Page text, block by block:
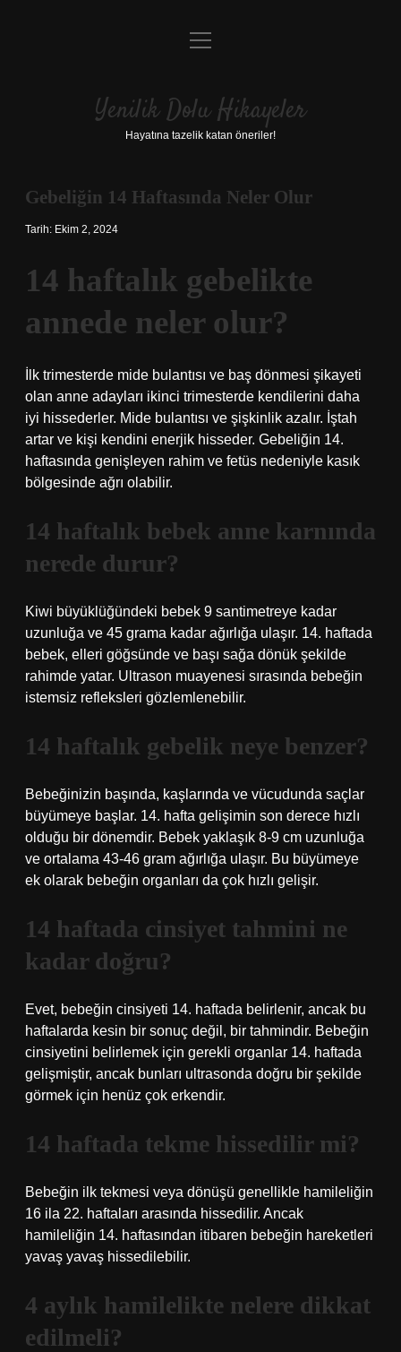
Anasayfa
Yasal Uyarı
menüyü
Yenilik Dolu Hikayeler
Hayatına tazelik katan öneriler!
Gebeliğin 14 Haftasında Neler Olur
Tarih: Ekim 2, 2024
14 haftalık gebelikte
annede neler olur?
İlk trimesterde mide bulantısı ve baş dönmesi şikayeti
olan anne adayları ikinci trimesterde kendilerini daha
iyi hissederler. Mide bulantısı ve şişkinlik azalır. İştah
artar ve kişi kendini enerjik hisseder. Gebeliğin 14.
haftasında genişleyen rahim ve fetüs nedeniyle kasık
bölgesinde ağrı olabilir.
14 haftalık bebek anne karnında
nerede durur?
Kiwi büyüklüğündeki bebek 9 santimetreye kadar
uzunluğa ve 45 grama kadar ağırlığa ulaşır. 14. haftada
bebek, elleri göğsünde ve başı sağa dönük şekilde
rahimde yatar. Ultrason muayenesi sırasında bebeğin
istemsiz refleksleri gözlemlenebilir.
14 haftalık gebelik neye benzer?
Bebeğinizin başında, kaşlarında ve vücudunda saçlar
büyümeye başlar. 14. hafta gelişimin son derece hızlı
olduğu bir dönemdir. Bebek yaklaşık 8-9 cm uzunluğa
ve ortalama 43-46 gram ağırlığa ulaşır. Bu büyümeye
ek olarak bebeğin organları da çok hızlı gelişir.
14 haftada cinsiyet tahmini ne
kadar doğru?
Evet, bebeğin cinsiyeti 14. haftada belirlenir, ancak bu
haftalarda kesin bir sonuç değil, bir tahmindir. Bebeğin
cinsiyetini belirlemek için gerekli organlar 14. haftada
gelişmiştir, ancak bunları ultrasonda doğru bir şekilde
görmek için henüz çok erkendir.
14 haftada tekme hissedilir mi?
Bebeğin ilk tekmesi veya dönüşü genellikle hamileliğin
16 ila 22. haftaları arasında hissedilir. Ancak
hamileliğin 14. haftasından itibaren bebeğin hareketleri
yavaş yavaş hissedilebilir.
4 aylık hamilelikte nelere dikkat
edilmeli?